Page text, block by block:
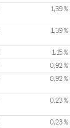
1,39 %
1,39 %
1,15 %
0,92 %
0,92 %
0,23 %
0,23 %